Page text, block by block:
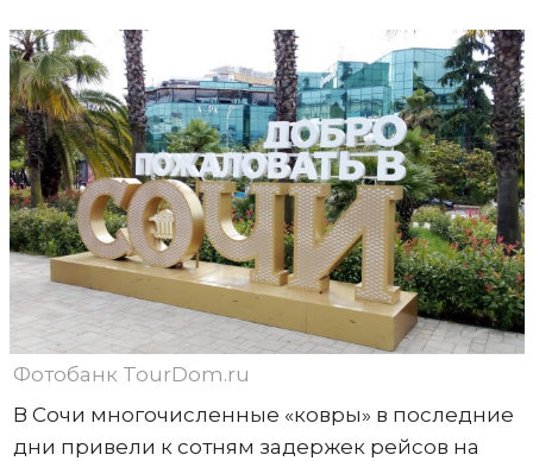
Фотобанк TourDom.ru
В Сочи многочисленные «ковры» в последние
дни привели к сотням задержек рейсов на